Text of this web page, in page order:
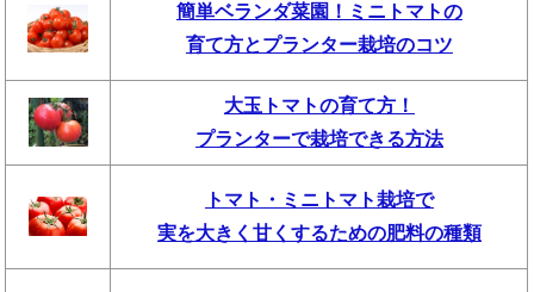
簡単ベランダ菜園！ミニトマトの
育て方とプランター栽培のコツ
大玉トマトの育て方！
プランターで栽培できる方法
トマト・ミニトマト栽培で
実を大きく甘くするための肥料の種類